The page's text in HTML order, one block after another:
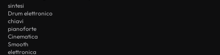
sintesi
Drum elettronico
chiavi
pianoforte
Cinematica
Smooth
elettronica